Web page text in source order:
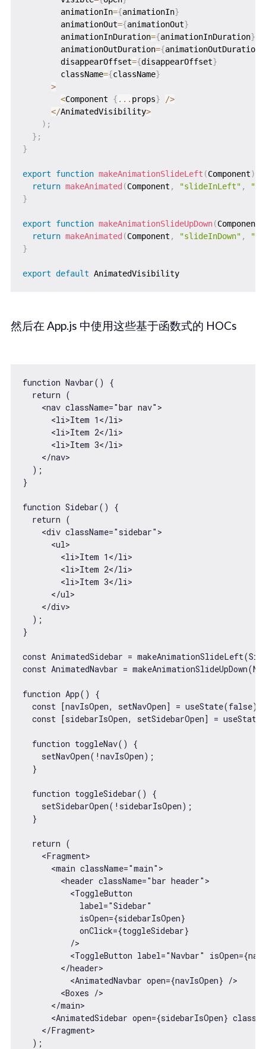
        animationIn
={animationIn}
        animationOut
={animationOut}
        animationInDuration
={animationInDuration}
        animationOutDuration
={animationOutDuration
        disappearOffset
={disappearOffset}
        className
={className}
>
<Component { ... props} />
</AnimatedVisibility>
) ;
} ;
}
export function makeAnimationSlideLeft (Component)
return makeAnimated (Component , "slideInLeft" ,
}
export function makeAnimationSlideUpDown(Component
return makeAnimated (Component , "slideInDown" ,
}
export default AnimatedVisibility
然后在 App.js 中使用这些基于函数式的 HOCs
function Navbar() {
  return (
    <nav className="bar nav">
      <li>Item 1</li>
      <li>Item 2</li>
      <li>Item 3</li>
    </nav>
  );
}
function Sidebar() {
  return (
    <div className="sidebar">
      <ul>
        <li>Item 1</li>
        <li>Item 2</li>
        <li>Item 3</li>
      </ul>
    </div>
  );
}
const AnimatedSidebar =
const AnimatedNavbar =
function App() {
  const [navIsOpen, setNavOpen] = useState(false);
const [sidebarIsOpen, setSidebarOpen] =
  function toggleNav() {
    setNavOpen(!navIsOpen);
  }
  function toggleSidebar() {
    setSidebarOpen(!sidebarIsOpen);
  }
  return (
    <Fragment>
      <main className="main">
        <header className="bar header">
          <ToggleButton
            label="Sidebar"
            isOpen={sidebarIsOpen}
            onClick={toggleSidebar}
          />
<ToggleButton label="Navbar"
        </header>
          <AnimatedNavbar open={navIsOpen} />
        <Boxes />
      </main>
<AnimatedSidebar open={sidebarIsOpen}
    </Fragment>
  );